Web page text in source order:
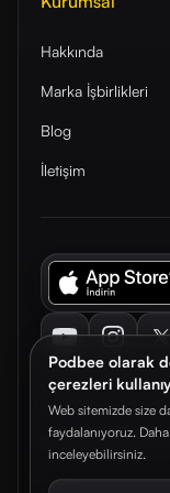
Podbee olarak
çerezleri
Web sitemizde size
faydalanıyoruz.
inceleyebilirsiniz.
Hakkında
Marka İşbirlikleri
Blog
İletişim
© 2026. Podbee